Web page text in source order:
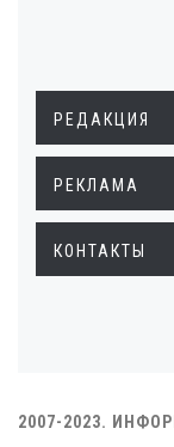
РЕДАКЦИЯ
РЕКЛАМА
КОНТАКТЫ
2007-2023.